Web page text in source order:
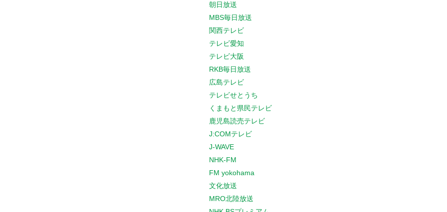
朝日放送
MBS毎日放送
関西テレビ
テレビ愛知
テレビ大阪
RKB毎日放送
広島テレビ
テレビせとうち
くまもと県民テレビ
鹿児島読売テレビ
J:COMテレビ
J-WAVE
NHK-FM
FM yokohama
文化放送
MRO北陸放送